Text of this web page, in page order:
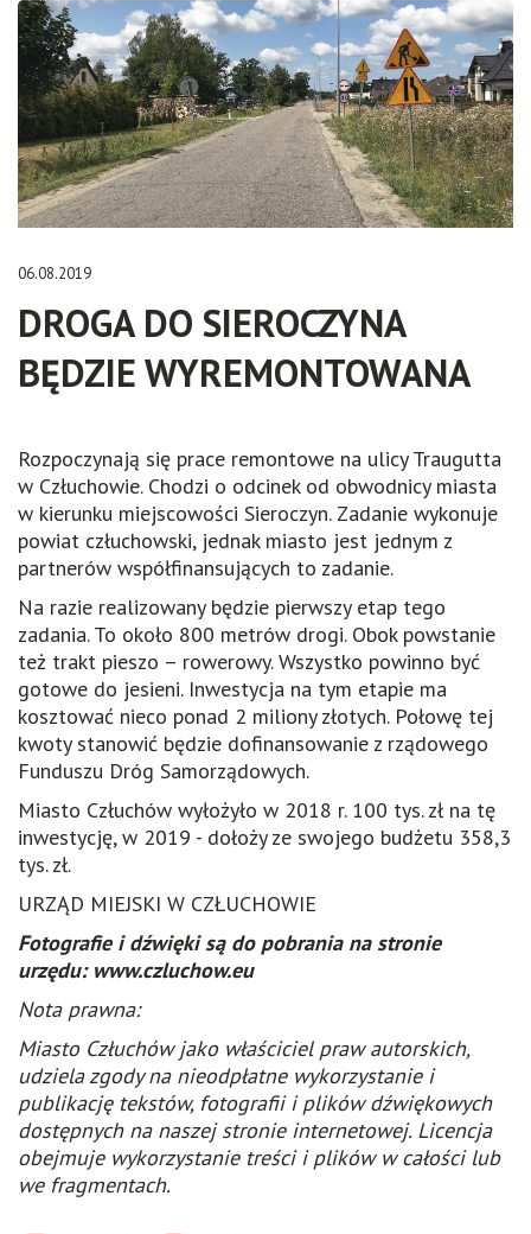
06.08.2019
DROGA DO SIEROCZYNA
BĘDZIE WYREMONTOWANA
Rozpoczynają się prace remontowe na ulicy Traugutta
w Człuchowie. Chodzi o odcinek od obwodnicy miasta
w kierunku miejscowości Sieroczyn. Zadanie wykonuje
powiat człuchowski, jednak miasto jest jednym z
partnerów współfinansujących to zadanie.
Na razie realizowany będzie pierwszy etap tego
zadania. To około 800 metrów drogi. Obok powstanie
też trakt pieszo – rowerowy. Wszystko powinno być
gotowe do jesieni. Inwestycja na tym etapie ma
kosztować nieco ponad 2 miliony złotych. Połowę tej
kwoty stanowić będzie dofinansowanie z rządowego
Funduszu Dróg Samorządowych.
Miasto Człuchów wyłożyło w 2018 r. 100 tys. zł na tę
inwestycję, w 2019 - dołoży ze swojego budżetu 358,3
tys. zł.
URZĄD MIEJSKI W CZŁUCHOWIE
Fotografie i dźwięki są do pobrania na stronie
urzędu: www.czluchow.eu
Nota prawna:
Miasto Człuchów jako właściciel praw autorskich,
udziela zgody na nieodpłatne wykorzystanie i
publikację tekstów, fotografii i plików dźwiękowych
dostępnych na naszej stronie internetowej. Licencja
obejmuje wykorzystanie treści i plików w całości lub
we fragmentach.